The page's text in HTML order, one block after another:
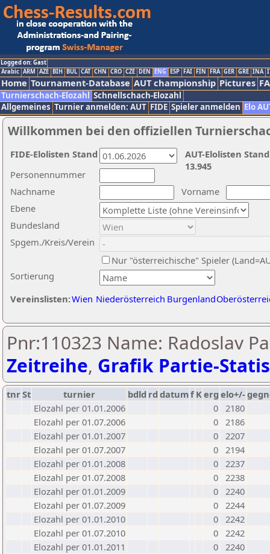
Logged on: Gast
Arabic ARM AZE BIH BUL CAT CHN CRO CZE DEN ENG ESP FAI FIN FRA GER GRE INA
Home Tournament-Database AUT championship Pictures
Turnierschach-Elozahl Schnellschach-Elozahl
Allgemeines Turnier anmelden: AUT FIDE Spieler anmelden Elo
Willkommen bei den offiziellen
Nachname
Vorname
Ebene
Sortierung
Personennummer
Bundesland
Spgem./Kreis/Verein
Nur "österreichische" Spieler
Vereinslisten:Wien Niederösterreich Burgenland
AUT-Elolisten
13.945
FIDE-Elolisten Stand
Pnr:110323 Name: Radoslav
Zeitreihe, Grafik Partie-
tnrSt turnier bdld rd datumf Kerg elo+/-
Elozahl per 01.01.2006
0 2180
Elozahl per 01.07.2006
0 2186
Elozahl per 01.01.2007
0 2207
Elozahl per 01.07.2007
0 2194
Elozahl per 01.01.2008
0 2237
Elozahl per 01.07.2008
0 2238
Elozahl per 01.01.2009
0 2240
Elozahl per 01.07.2009
0 2244
Elozahl per 01.01.2010
0 2242
Elozahl per 01.07.2010
0 2242
Elozahl per 01.01.2011
0 2240